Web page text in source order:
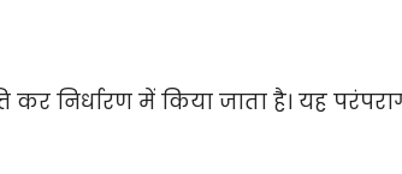
निर्धारण में किया जाता है। यह